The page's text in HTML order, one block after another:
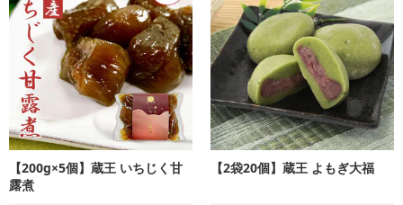
【200g×5個】蔵王 いちじく甘
露煮
【2袋20個】蔵王 よもぎ大福